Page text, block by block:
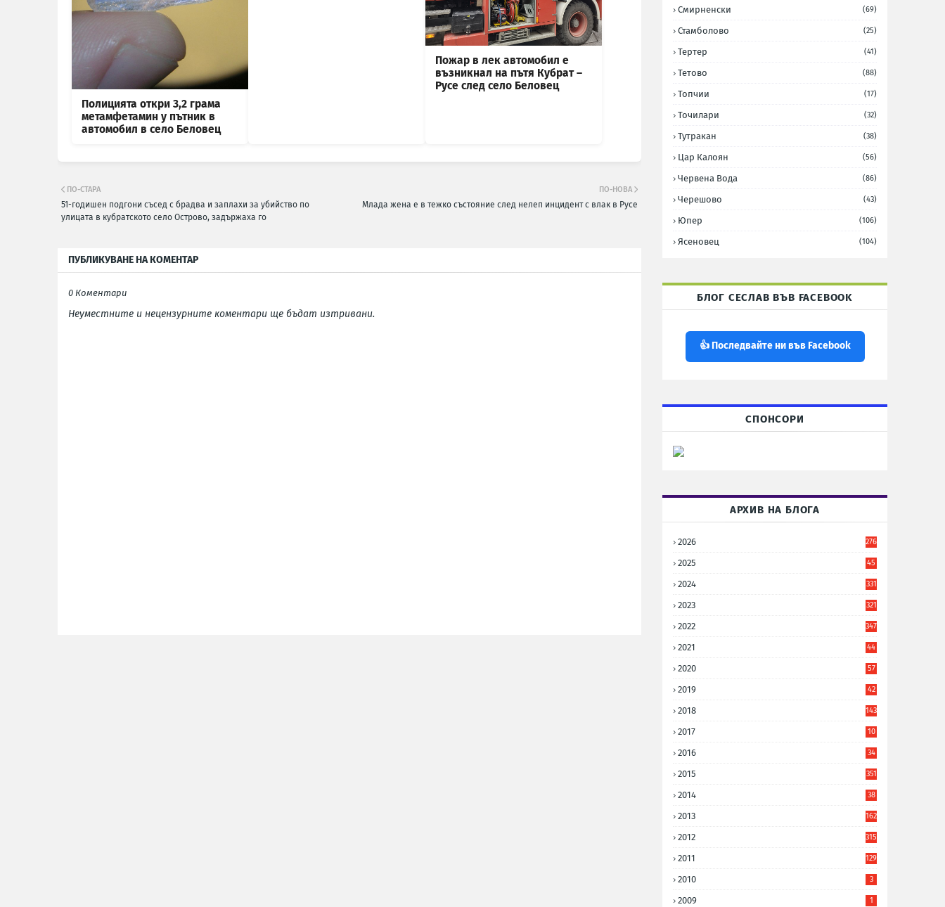
Полицията откри 3,2 грама
метамфетамин у пътник в
автомобил в село Беловец
Пожар в лек автомобил е
възникнал на пътя Кубрат –
Русе след село Беловец
ПО-НОВА
Млада жена е в тежко състояние след нелеп инцидент с влак в Русе
ПО-СТАРА
51-годишен подгони съсед с брадва и заплахи за убийство по
улицата в кубратското село Острово, задържаха го
ПУБЛИКУВАНЕ НА КОМЕНТАР
0 Коментари
Неуместните и нецензурните коментари ще бъдат изтривани.
Смирненски (69)
Стамболово (25)
Тертер (41)
Тетово (88)
Топчии (17)
Точилари (32)
Тутракан (38)
Цар Калоян (56)
Червена Вода (86)
Черешово (43)
Юпер (106)
Ясеновец (104)
БЛОГ СЕСЛАВ ВЪВ FACEBOOK
👍 Последвайте ни във Facebook
СПОНСОРИ
АРХИВ НА БЛОГА
2026 276
2025
45
2024 331
2023 321
2022 347
2021
44
2020
57
2019
42
2018 143
2017
10
2016
34
2015 351
2014
38
2013 162
2012 315
2011 129
2010 3
2009 1